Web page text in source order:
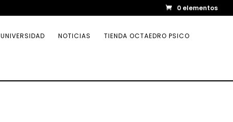
0 elementos
UNIVERSIDAD NOTICIAS TIENDA OCTAEDRO PSICO